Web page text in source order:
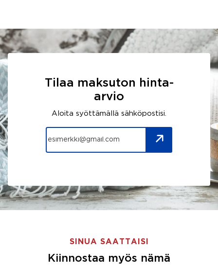
Tilaa maksuton hinta-
arvio
Aloita syöttämällä sähköpostisi.
SINUA SAATTAISI
Kiinnostaa myös nämä